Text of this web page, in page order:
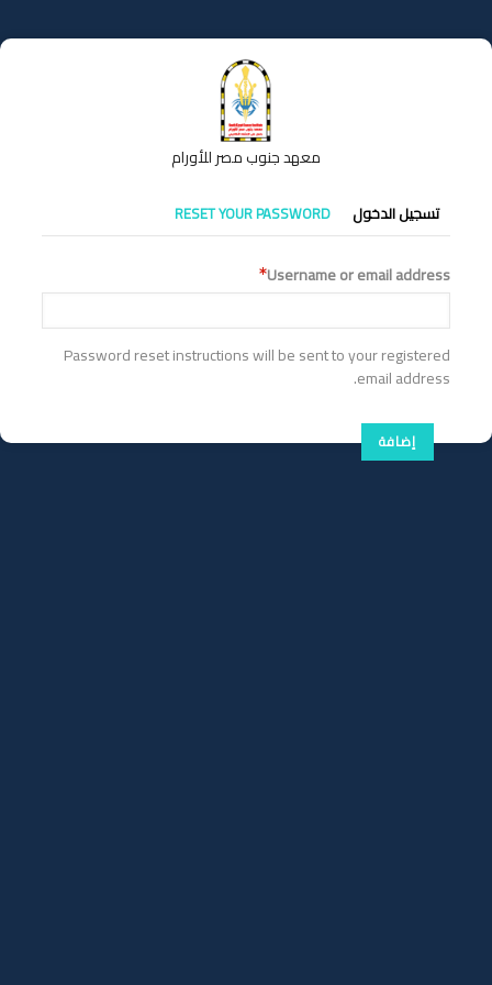
إلى
المحتوى
معهد جنوب مصر للأورام
التبويبات
الأساسية
تسجيل الدخول RESET YOUR PASSWORD
Username or email address
Password reset instructions will be sent to your registered
email address.